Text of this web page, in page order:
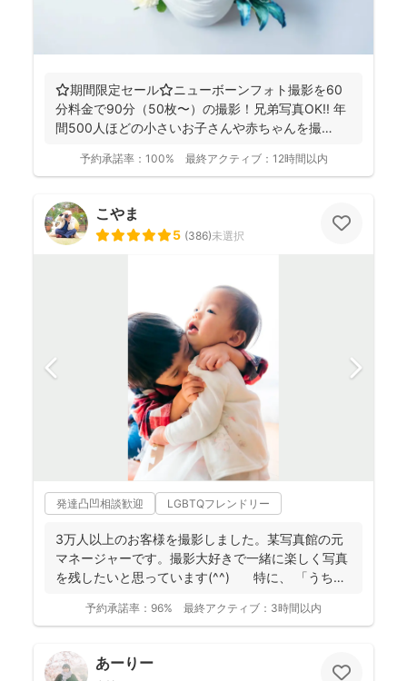
⭐️期間限定セール⭐️ニューボーンフォト撮影を60
分料金で90分（50枚〜）の撮影！兄弟写真OK!! 年
間500人ほどの小さいお子さんや赤ちゃんを撮
予約承諾率： 100% 最終アクティブ： 12時間以内
こやま
5 (386)未選択
発達凸凹相談歓迎 LGBTQフレンドリー
3万人以上のお客様を撮影しました。某写真館の元
マネージャーです。撮影大好きで一緒に楽しく写真
を残したいと思っています(^^) 特に、 「うち
予約承諾率： 96% 最終アクティブ： 3時間以内
あーりー